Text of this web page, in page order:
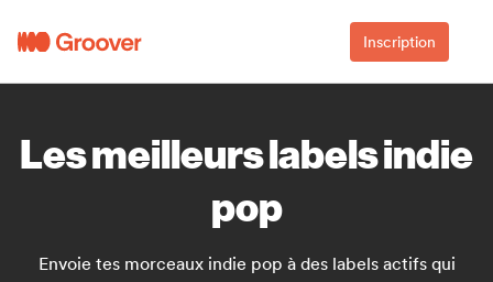
Inscription
Les meilleurs labels indie
pop
Envoie tes morceaux indie pop à des labels actifs qui